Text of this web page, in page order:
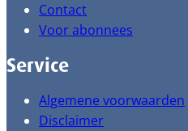
Contact
Voor abonnees
Service
Algemene voorwaarden
Disclaimer